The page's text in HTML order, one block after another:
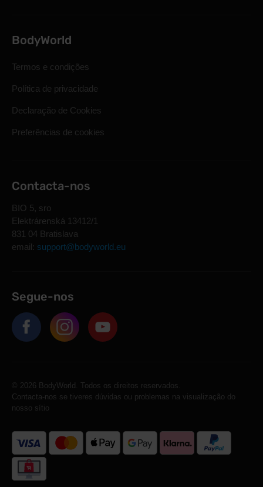
BodyWorld
Termos e condições
Política de privacidade
Declaração de Cookies
Preferências de cookies
Contacta-nos
BIO 5, sro
Elektrárenská 13412/1
831 04 Bratislava
email: support@bodyworld.eu
Segue-nos
© 2026 BodyWorld. Todos os direitos reservados.
Contacta-nos se tiveres dúvidas ou problemas na visualização do
nosso sítio